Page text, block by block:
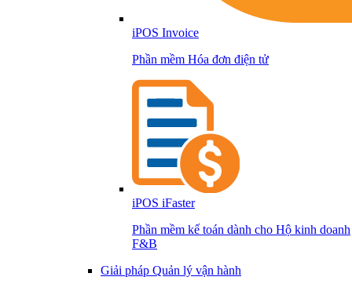
iPOS Invoice
Phần mềm Hóa đơn điện tử
iPOS iFaster
Phần mềm kế toán dành cho Hộ kinh doanh
F&B
Giải pháp Quản lý vận hành